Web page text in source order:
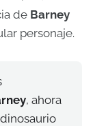
de Barney
personaje.
, ahora